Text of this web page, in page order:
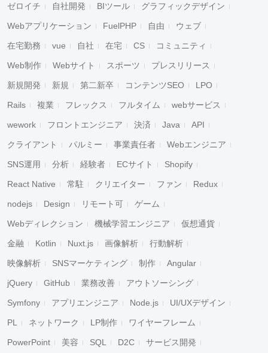
ゼロイチ 自社開発 BIツール グラフィックデザイン
Webアプリケーション FuelPHP 自由 ウェブ
在宅勤務 vue 自社 在宅 CS コミュニティ
Web制作 Webサイト スポーツ プレスリリース
新規開発 新規 第二新卒 コンテンツSEO LPO
Rails 複業 フレックス フルタイム webサービス
wework フロントエンジニア 決済 Java API
クライアント パルミー 事業責任者 Webエンジニア
SNS運用 分析 経験者 ECサイト Shopify
React Native 常駐 クリエイター ファン Redux
nodejs Design リモート可 ゲーム
Webディレクション 機械学習エンジニア 仮想通貨
金融 Kotlin Nuxt.js 画像解析 行動解析
映像解析 SNSマーケティング 制作 Angular
jQuery GitHub 業務改善 アウトソーシング
Symfony アプリエンジニア Node.js UI/UXデザイン
PL ネットワーク LP制作 ワイヤーフレーム
PowerPoint 美容 SQL D2C サービス開発